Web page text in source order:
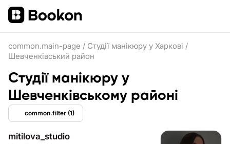
common.main-page / Студії манікюру у Харкові /
Шевченківський район
Студії манікюру у
Шевченківському районі
common.filter (1)
mitilova_studio